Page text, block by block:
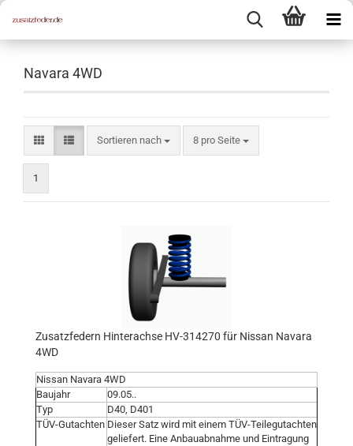
Navara 4WD
Sortieren nach
Sortieren nach 8 pro Seite
pro Seite
1
Zusatzfedern Hinterachse HV-314270 für Nissan Navara
4WD
Nissan Navara 4WD
Baujahr
09.05..
Typ
D40, D401
TÜV-Gutachten Dieser Satz wird mit einem TÜV-Teilegutachten
geliefert. Eine Anbauabnahme und Eintragung